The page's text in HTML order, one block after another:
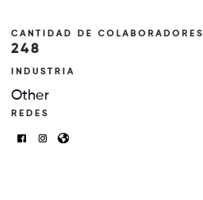
CANTIDAD DE COLABORADORES
248
INDUSTRIA
Other
REDES